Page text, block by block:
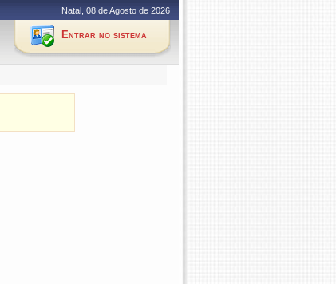
Natal, 08 de Agosto de 2026
Entrar no sistema